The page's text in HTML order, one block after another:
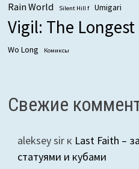
Rain World Silent Hill f Umigari
Vigil: The
Wo Long Комиксы
Свежие
aleksey sirк Last Faith –
статуями и кубами